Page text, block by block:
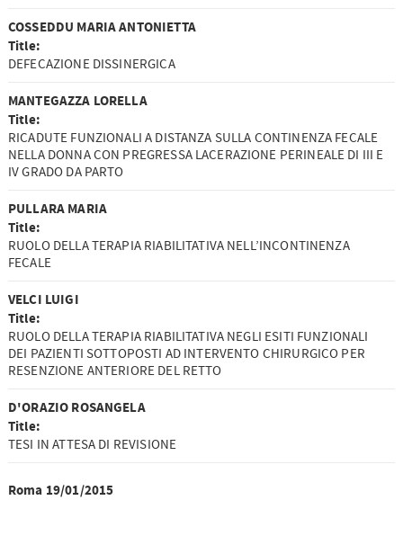
COSSEDDU MARIA ANTONIETTA
Title:
DEFECAZIONE DISSINERGICA
MANTEGAZZA LORELLA
Title:
RICADUTE FUNZIONALI A DISTANZA SULLA CONTINENZA FECALE
NELLA DONNA CON PREGRESSA LACERAZIONE PERINEALE DI III E
IV GRADO DA PARTO
PULLARA MARIA
Title:
RUOLO DELLA TERAPIA RIABILITATIVA NELL’INCONTINENZA
FECALE
VELCI LUIGI
Title:
RUOLO DELLA TERAPIA RIABILITATIVA NEGLI ESITI FUNZIONALI
DEI PAZIENTI SOTTOPOSTI AD INTERVENTO CHIRURGICO PER
RESENZIONE ANTERIORE DEL RETTO
D'ORAZIO ROSANGELA
Title:
TESI IN ATTESA DI REVISIONE
Roma 19/01/2015